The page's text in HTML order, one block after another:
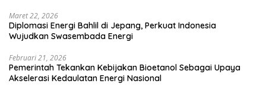
Maret 22, 2026
Diplomasi Energi Bahlil di Jepang, Perkuat Indonesia
Wujudkan Swasembada Energi
Februari 21, 2026
Pemerintah Tekankan Kebijakan Bioetanol Sebagai Upaya
Akselerasi Kedaulatan Energi Nasional